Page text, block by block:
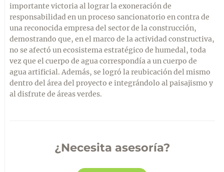
importante victoria al lograr la exoneración de
responsabilidad en un proceso sancionatorio en contra de
una reconocida empresa del sector de la construcción,
demostrando que, en el marco de la actividad constructiva,
no se afectó un ecosistema estratégico de humedal, toda
vez que el cuerpo de agua correspondía a un cuerpo de
agua artificial. Además, se logró la reubicación del mismo
dentro del área del proyecto e integrándolo al paisajismo y
al disfrute de áreas verdes.
¿Necesita asesoría?